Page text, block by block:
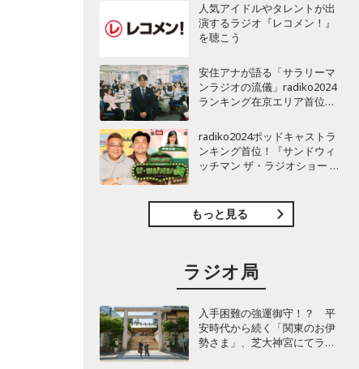
人気アイドルやタレントが出
演するラジオ『レコメン！』
を聴こう
安住アナが語る「サラリーマ
ンラジオの流儀」radiko2024
ランキング在京エリア首位
曜天国』インタビュー
radiko2024ポッドキャストラ
ンキング首位！『サンドウィ
ッチマン ザ・ラジオショー サ
もっと見る
ラジオ局
入手困難の強運御守！？ 平
安時代から続く「関東のお伊
勢さま」、芝大神宮にてラン